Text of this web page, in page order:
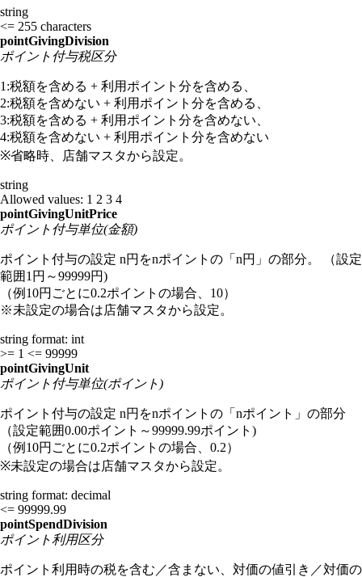
string
<= 255 characters
pointGivingDivision
ポイント付与税区分
1:税額を含める + 利用ポイント分を含める、
2:税額を含めない + 利用ポイント分を含める、
3:税額を含める + 利用ポイント分を含めない、
4:税額を含めない + 利用ポイント分を含めない
※省略時、店舗マスタから設定。
string
Allowed values: 1 2 3 4
pointGivingUnitPrice
ポイント付与単位(金額)
ポイント付与の設定 n円をnポイントの「n円」の部分。 （設定
範囲1円～99999円)
（例10円ごとに0.2ポイントの場合、10）
※未設定の場合は店舗マスタから設定。
string format: int
>= 1 <= 99999
pointGivingUnit
ポイント付与単位(ポイント)
ポイント付与の設定 n円をnポイントの「nポイント」の部分
（設定範囲0.00ポイント～99999.99ポイント)
（例10円ごとに0.2ポイントの場合、0.2）
※未設定の場合は店舗マスタから設定。
string format: decimal
<= 99999.99
pointSpendDivision
ポイント利用区分
ポイント利用時の税を含む／含まない、対価の値引き／対価の